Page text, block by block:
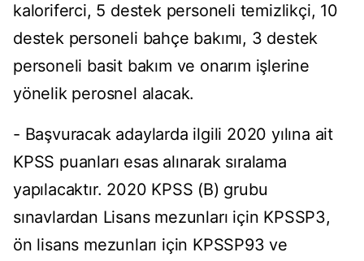
kaloriferci, 5 destek personeli temizlikçi, 10
destek personeli bahçe bakımı, 3 destek
personeli basit bakım ve onarım işlerine
yönelik perosnel alacak.
- Başvuracak adaylarda ilgili 2020 yılına ait
KPSS puanları esas alınarak sıralama
yapılacaktır. 2020 KPSS (B) grubu
sınavlardan Lisans mezunları için KPSSP3,
ön lisans mezunları için KPSSP93 ve